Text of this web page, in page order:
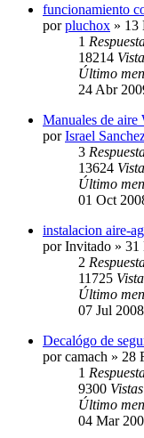
funcionamiento
porpluchox » 13
1
18214
Último
24 Abr
Manuales de aire
porIsrael
3
13624
Último
01 Oct
instalacion aire-
porInvitado » 31
2
11725
Último
07 Jul
Decalógo de
porcamach » 28
1
9300 Vistas
Último
04 Mar